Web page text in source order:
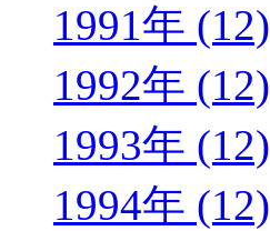
1991年 (12)
1992年 (12)
1993年 (12)
1994年 (12)